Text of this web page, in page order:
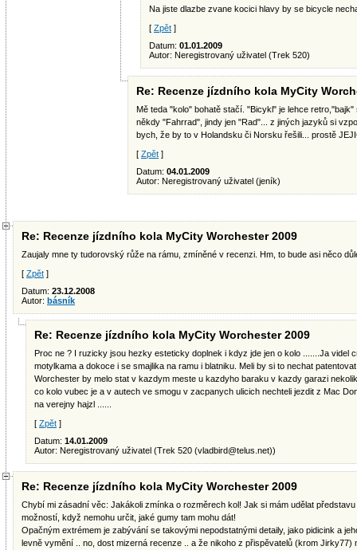
Na jiste dlazbe zvane kocici hlavy by se bicycle
[ Zpět ]
Datum: 01.01.2009
Autor: Neregistrovaný uživatel (Trek 520)
Re: Recenze jízdního kola MyCity
Mě teda "kolo" bohatě stačí. "Bicykl" je lehce
někdy "Fahrrad", jindy jen "Rad"... z jiných jazyků si
bych, že by to v Holandsku či Norsku řešili... prostě
[ Zpět ]
Datum: 04.01.2009
Autor: Neregistrovaný uživatel (jeník)
Re: Recenze jízdního kola MyCity Worchester 2009
Zaujaly mne ty tudorovský růže na rámu, zmíněné v recenzi. Hm, to bude asi něco
[ Zpět ]
Datum: 23.12.2008
Autor: básník
Re: Recenze jízdního kola MyCity Worchester 2009
Proc ne ? I ruzicky jsou hezky esteticky doplnek i kdyz jde jen o kolo .......Ja videl
motylkama a dokoce i se smajlika na ramu i blatniku. Meli by si to nechat
Worchester by melo stat v kazdym meste u kazdyho baraku v kazdy garazi
co kolo vubec je a v autech ve smogu v zacpanych ulicich nechteli jezdit z Mac
na verejny hajzl ......
[ Zpět ]
Datum: 14.01.2009
Autor: Neregistrovaný uživatel (Trek 520 (vladbird@telus.net))
Re: Recenze jízdního kola MyCity Worchester 2009
Chybí mi zásadní věc: Jakákoli zmínka o rozměrech kol! Jak si mám udělat
možností, když nemohu určit, jaké gumy tam mohu dát!
Opačným extrémem je zabývání se takovými nepodstatnými detaily, jako pidicink a
levně vymění .. no, dost mizerná recenze .. a že nikoho z přispěvatelů (krom Jirky77)